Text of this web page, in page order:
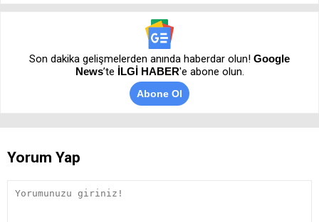
Son dakika gelişmelerden anında haberdar olun! Google
News’te İLGİ HABER'e abone olun.
Abone Ol
Yorum Yap